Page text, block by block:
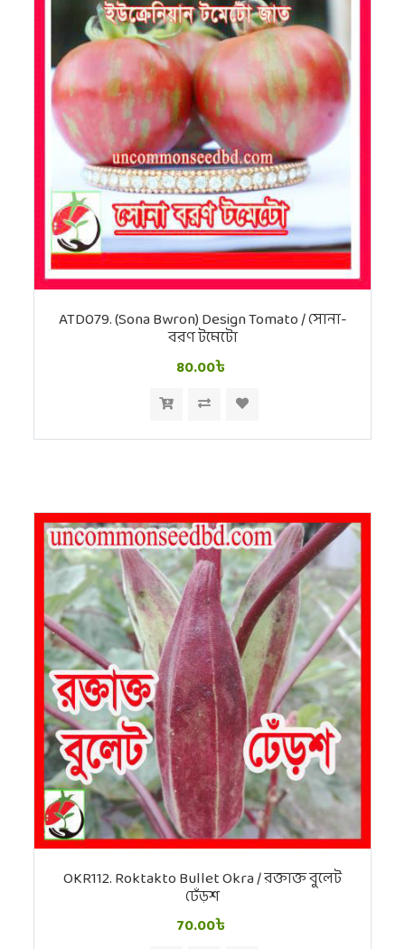
ATD079. (Sona Bwron) Design Tomato / সোনা-
বরণ টমেটো
80.00৳
OKR112. Roktakto Bullet Okra / রক্তাক্ত বুলেট
ঢেঁড়শ
70.00৳